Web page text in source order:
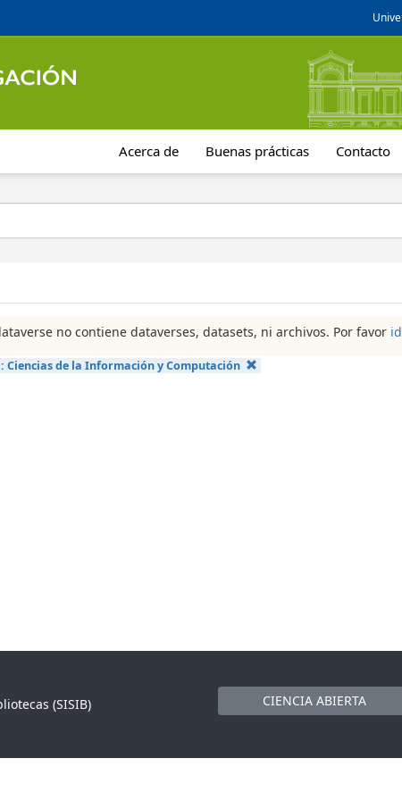
Acerca de Buenas prácticas Contacto
no contiene dataverses, datasets, ni archivos. Por favor
Ciencias de la Información y Computación
(SISIB)
CIENCIA ABIERTA